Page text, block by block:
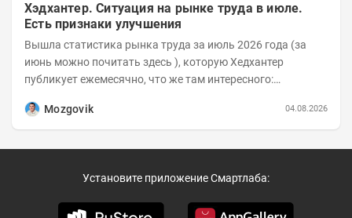
Хэдхантер. Ситуация на рынке труда в июле.
Есть признаки улучшения
Вышла статистика рынка труда за июль 2026 года (за
июнь можно почитать здесь ), которую Хедхантер
публикует ежемесячно, что же там интересного:
Mozgovik
04.08.2026
Установите приложение Смартлаба: